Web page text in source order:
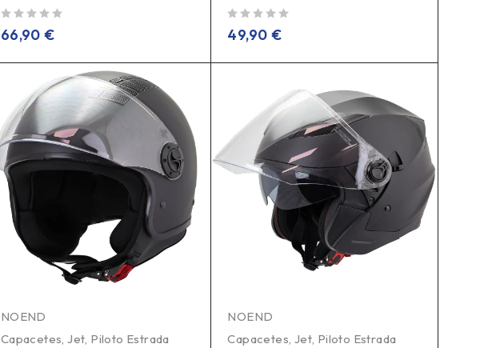
66,90€ 49,90 €
NOEND
Capacetes,Jet, Piloto Estrada
NOEND
Capacetes, Jet, Piloto Estrada